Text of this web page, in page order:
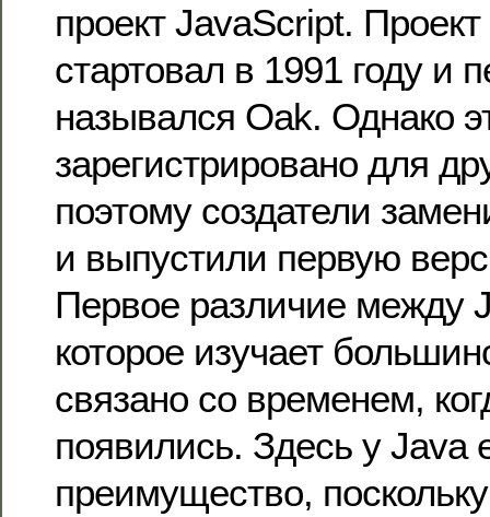
проект JavaScript.
стартовал в 1991 году и
назывался Oak. Однако
зарегистрировано для
поэтому создатели
и выпустили первую
Первое различие между
которое изучает
связано со временем,
появились. Здесь у Java
преимущество,